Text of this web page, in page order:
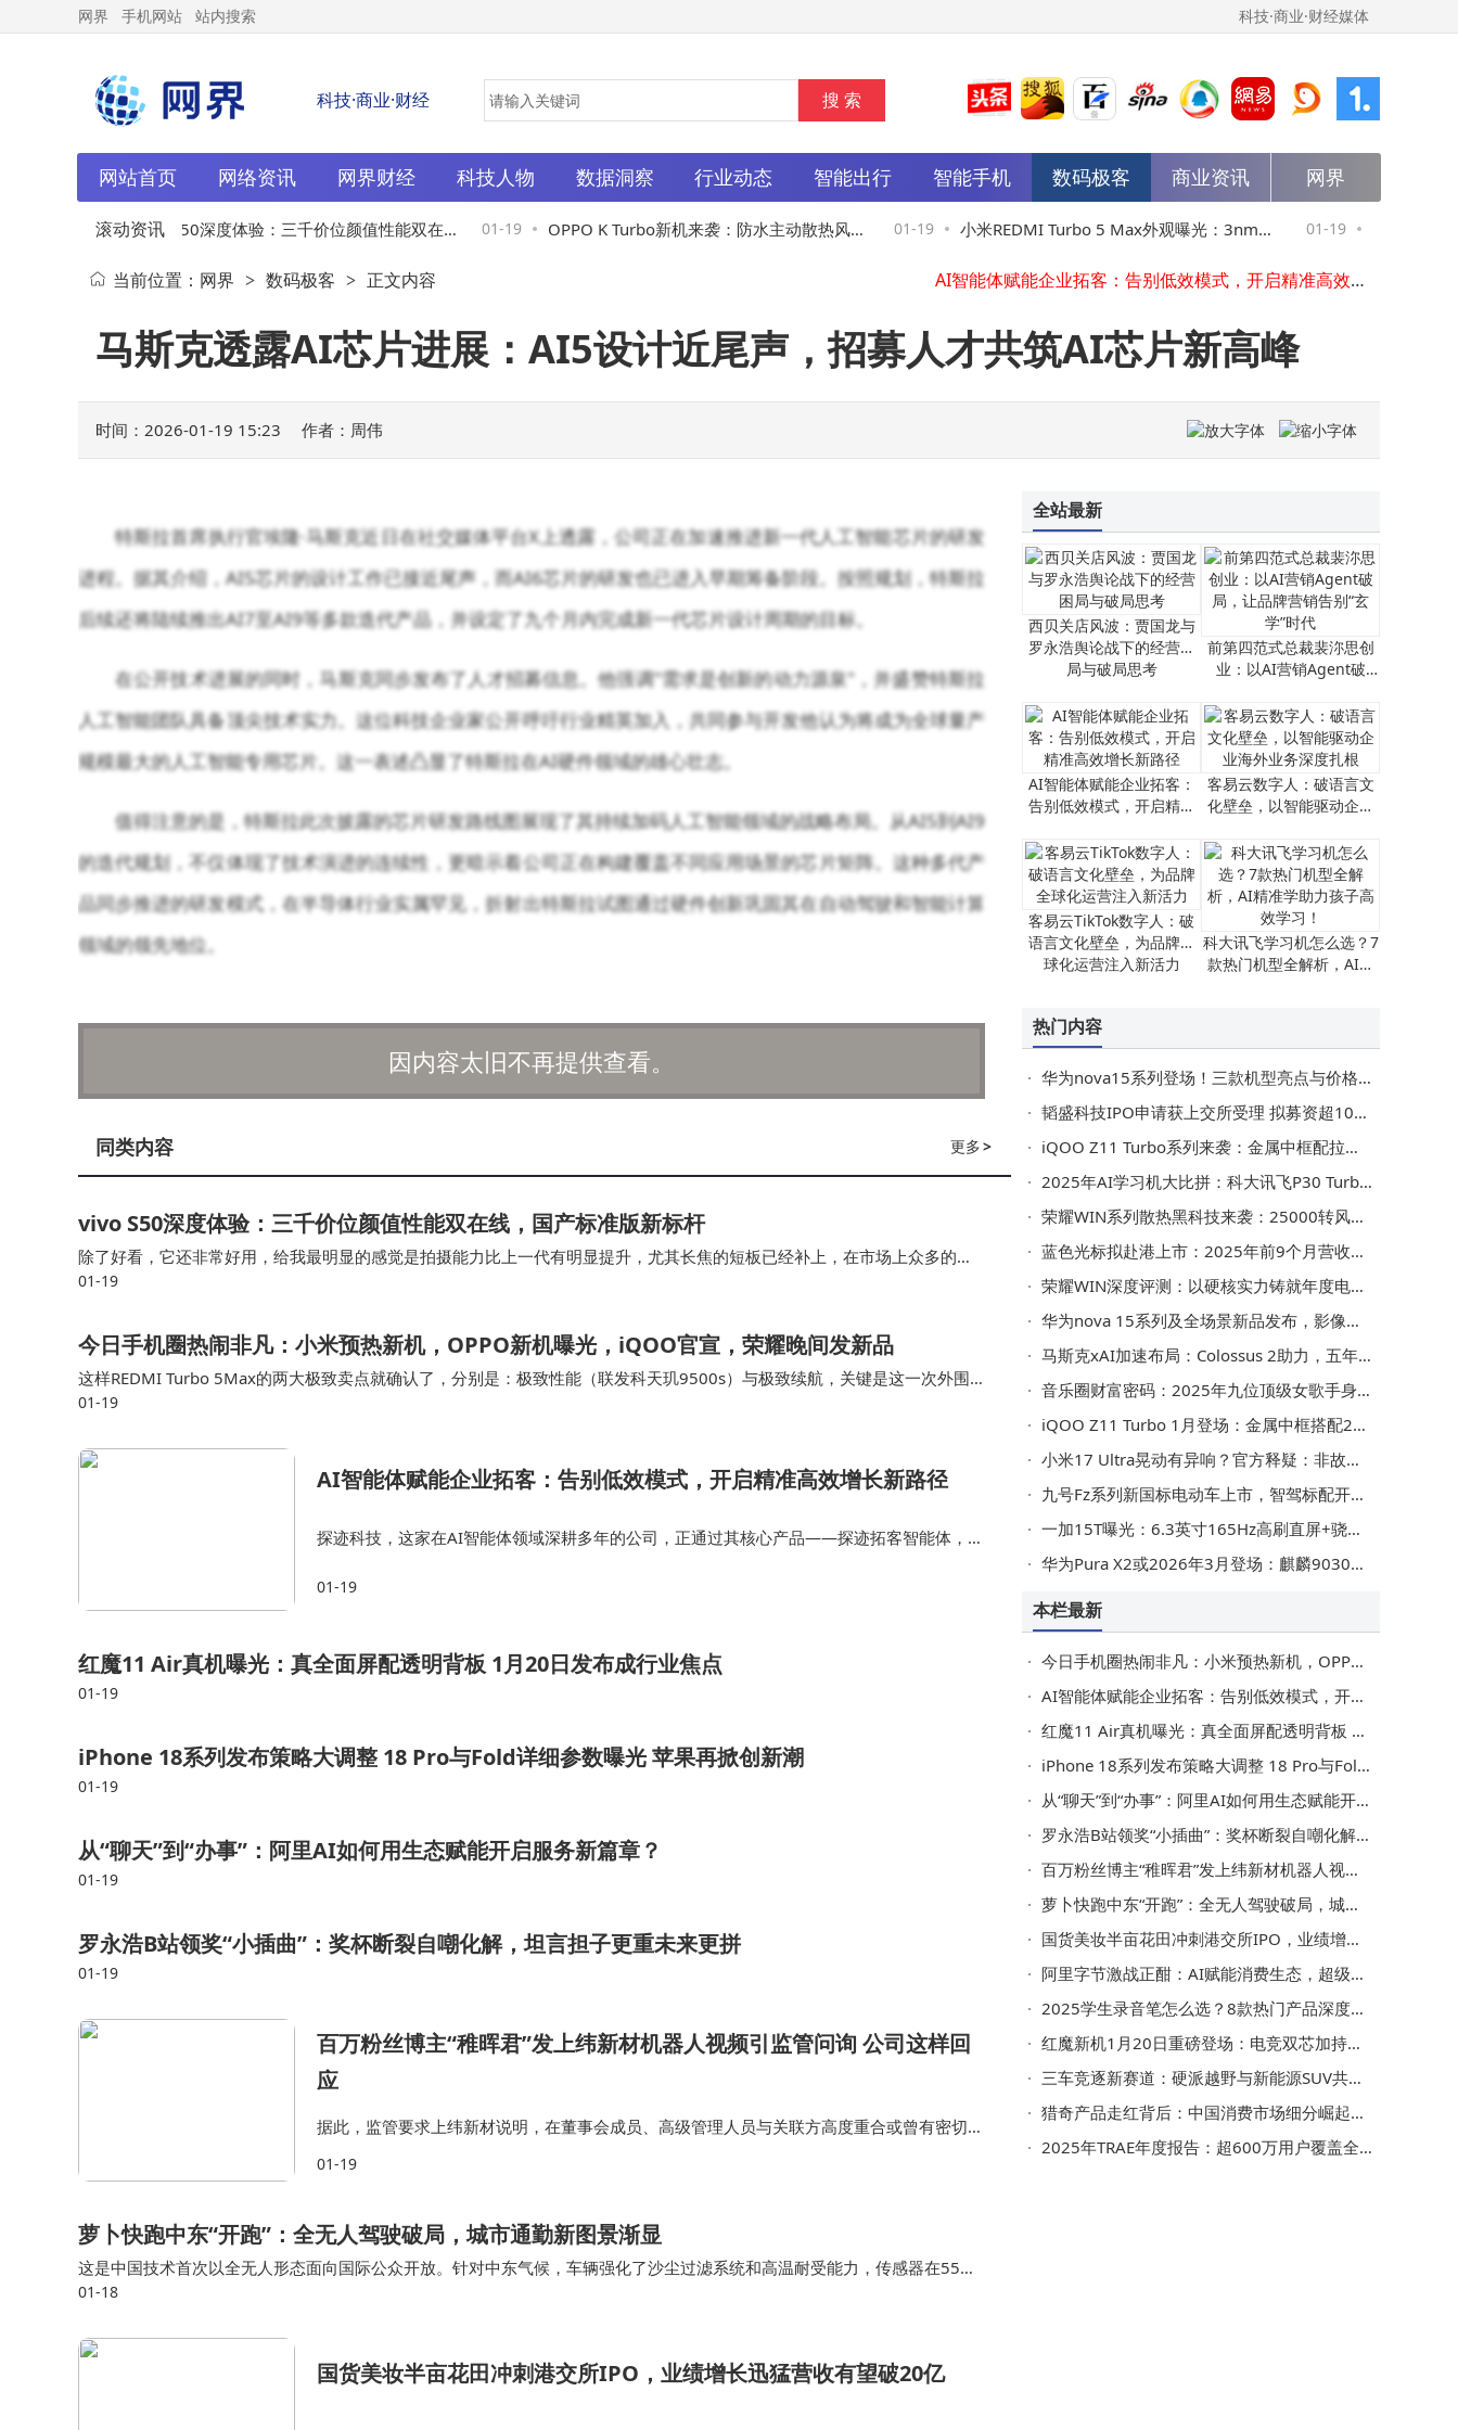
网界 手机网站 站内搜索 科技·商业·财经媒体
科技·商业·财经
网站首页 网络资讯 网界财经 科技人物 数据洞察 行业动态 智能出行 智能手机 数码极客 商业资讯 网界
滚动资讯
vivo S50深度体验：三千价位颜值性能双在
线，国产标准版新标杆
01-19 OPPO K Turbo新机来袭：防水主动散热风扇 01-19 小米REDMI Turbo 5 Max外观曝光：3nm芯
+9000mAh电池，或成性价比新标杆
01-19 技嘉AORUS
5接口助力轻
vivo S50深度体验：三千价位颜值性能双在线，国产标准版新标杆
今日手机圈热闹非凡：小米预热新机，OPPO新机曝光，iQOO官宣，荣耀晚间发新品
红魔11 Air真机曝光：真全面屏配透明背板 1月20日发布成行业焦点
国货美妆半亩花田冲刺港交所IPO，业绩增长迅猛营收有望破20亿
vivo S50深度体验：三千价位颜值性能双在线，国产标准版新标杆
当前位置： 网界 > 数码极客 > 正文内容
马斯克透露AI芯片进展：AI5设计近尾声，招募人才共筑AI芯片新高峰
时间：2026-01-19 15:23 作者：周伟
特斯拉首席执行官埃隆·马斯克近日在社交媒体平台X上透露，公司正在加速推进新一代人工智能芯片的研发
进程。据其介绍，AI5芯片的设计工作已接近尾声，而AI6芯片的研发也已进入早期筹备阶段。按照规划，特斯拉
后续还将陆续推出AI7至AI9等多款迭代产品，并设定了九个月内完成新一代芯片设计周期的目标。
在公开技术进展的同时，马斯克同步发布了人才招募信息。他强调"需求是创新的动力源泉"，并盛赞特斯拉
人工智能团队具备顶尖技术实力。这位科技企业家公开呼吁行业精英加入，共同参与开发他认为将成为全球量产
规模最大的人工智能专用芯片。这一表述凸显了特斯拉在AI硬件领域的雄心壮志。
值得注意的是，特斯拉此次披露的芯片研发路线图展现了其持续加码人工智能领域的战略布局。从AI5到AI9
的迭代规划，不仅体现了技术演进的连续性，更暗示着公司正在构建覆盖不同应用场景的芯片矩阵。这种多代产
品同步推进的研发模式，在半导体行业实属罕见，折射出特斯拉试图通过硬件创新巩固其在自动驾驶和智能计算
领域的领先地位。
因内容太旧不再提供查看。
更多>
同类内容
vivo S50深度体验：三千价位颜值性能双在线，国产标准版新标杆
除了好看，它还非常好用，给我最明显的感觉是拍摄能力比上一代有明显提升，尤其长焦的短板已经补上，在市场上众多的标
准版机型里，这是难能可贵的。 OriginOS6.0运行非常丝滑流畅，功能多样而且使用，vivo…
01-19
今日手机圈热闹非凡：小米预热新机，OPPO新机曝光，iQOO官宣，荣耀晚间发新品
这样REDMI Turbo 5Max的两大极致卖点就确认了，分别是：极致性能（联发科天玑9500s）与极致续航，关键是这一次外围
还堆满了，遗憾的是官方就是不宣布具体的发布时间。 当然了今天的重头戏归属于荣耀…
01-19
AI智能体赋能企业拓客：告别低效模式，开启精准高效增长新路径
探迹科技，这家在AI智能体领域深耕多年的公司，正通过其核心产品——探迹拓客智能体，将
判，更实现了月度新客开发量提升200%…
01-19
红魔11 Air真机曝光：真全面屏配透明背板 1月20日发布成行业焦点
01-19
iPhone 18系列发布策略大调整 18 Pro与Fold详细参数曝光 苹果再掀创新潮
01-19
从“聊天”到“办事”：阿里AI如何用生态赋能开启服务新篇章？
01-19
罗永浩B站领奖“小插曲”：奖杯断裂自嘲化解，坦言担子更重未来更拼
01-19
百万粉丝博主“稚晖君”发上纬新材机器人视频引监管问询 公司这样回
应
据此，监管要求上纬新材说明，在董事会成员、高级管理人员与关联方高度重合或曾有密切关
系的背景下，如何保持上市公司独立性要求；彭志辉是否参与上纬新材研发工作或在研发工作
01-19
萝卜快跑中东“开跑”：全无人驾驶破局，城市通勤新图景渐显
这是中国技术首次以全无人形态面向国际公众开放。针对中东气候，车辆强化了沙尘过滤系统和高温耐受能力，传感器在55℃
环境下仍精准探测。 当无人驾驶穿梭在阿拉伯风格建筑间，这场交通革命已超越技术层面，成为观察全球智…
01-18
国货美妆半亩花田冲刺港交所IPO，业绩增长迅猛营收有望破20亿
全站最新
西贝关店风波：贾国龙与
罗永浩舆论战下的经营困
局与破局思考
前第四范式总裁裴沵思创
业：以AI营销Agent破
学”时代
AI智能体赋能企业拓客：
告别低效模式，开启精准
客易云数字人：破语言文
化壁垒，以智能驱动企业
客易云TikTok数字人：破
语言文化壁垒，为品牌全
球化运营注入新活力
科大讯飞学习机怎么选？7
款热门机型全解析，AI精
热门内容
华为nova15系列登场！三款机型亮点与价格剖析，助你轻松选机
韬盛科技IPO申请获上交所受理 拟募资超10亿 地平线位列客户名单
iQOO Z11 Turbo系列来袭：金属中框配拉丝背壳 性能续航影像全面升级
2025年AI学习机大比拼：科大讯飞P30 Turbo等四款，哪款能成孩子学习好帮手？
荣耀WIN系列散热黑科技来袭：25000转风扇助力 性能续航双突破
蓝色光标拟赴港上市：2025年前9个月营收净利双增 业绩向好
荣耀WIN深度评测：以硬核实力铸就年度电竞旗舰新标杆
华为nova 15系列及全场景新品发布，影像性能升级成亮点
马斯克xAI加速布局：Colossus 2助力，五年内AI算力欲超全球总和
音乐圈财富密码：2025年九位顶级女歌手身家大揭秘
iQOO Z11 Turbo 1月登场：金属中框搭配2亿主摄，中端机市场再添劲旅
小米17 Ultra晃动有异响？官方释疑：非故障且不影响使用
九号Fz系列新国标电动车上市，智驾标配开启两轮车全民智驾新篇
一加15T曝光：6.3英寸165Hz高刷直屏+骁龙8Elite Gen5，小屏性能旗舰新选择
华为Pura X2或2026年3月登场：麒麟9030加持，加配不加价引期待
本栏最新
今日手机圈热闹非凡：小米预热新机，OPPO新机曝光，iQOO官宣，荣耀晚间发新品
AI智能体赋能企业拓客：告别低效模式，开启精准高效增长新路径
红魔11 Air真机曝光：真全面屏配透明背板 1月20日发布成行业焦点
iPhone 18系列发布策略大调整 18 Pro与Fold详细参数曝光 苹果再掀创新潮
从“聊天”到“办事”：阿里AI如何用生态赋能开启服务新篇章？
罗永浩B站领奖“小插曲”：奖杯断裂自嘲化解，坦言担子更重未来更拼
百万粉丝博主“稚晖君”发上纬新材机器人视频引监管问询 公司这样回应
萝卜快跑中东“开跑”：全无人驾驶破局，城市通勤新图景渐显
国货美妆半亩花田冲刺港交所IPO，业绩增长迅猛营收有望破20亿
阿里字节激战正酣：AI赋能消费生态，超级入口争夺战一触即发
2025学生录音笔怎么选？8款热门产品深度测评，TinCard凭便携专业成首选
红魔新机1月20日重磅登场：电竞双芯加持，真正全面屏引领游戏新体验
三车竞逐新赛道：硬派越野与新能源SUV共绘市场新蓝图
猎奇产品走红背后：中国消费市场细分崛起，15万新品牌天猫寻新机
2025年TRAE年度报告：超600万用户覆盖全球，AI编程重塑开发者生产力新范式